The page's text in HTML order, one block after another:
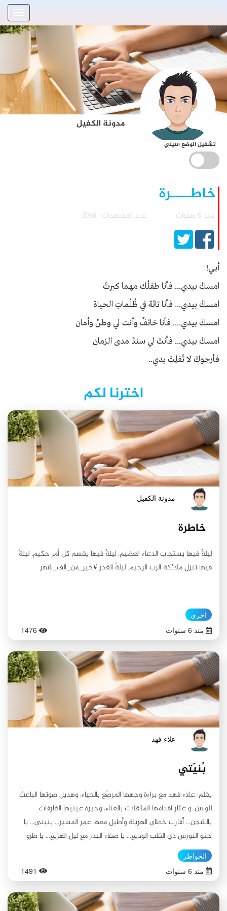
مدونة الكفيل
تشغيل الوضع الليلي
خاطــــرة
منذ 5 سنوات عدد المشاهدات : 2396
أبــي!
امسكْ بيدي... فأنا طفلُك مهما كبرتُ
امسكْ بيدي... فأنا تائهٌ في ظُلُماتِ الحياة
امسكْ بيدي.... فأنا خائفٌ وأنت لي وطنٌ وأمان
امسكْ بيدي... فأنتَ لي سندٌ مدى الزمان
فأرجوكَ لا تُفلِتْ يدي..
اخترنا لكم
مدونة الكفيل
خاطرة
ليلةٌ فيها يستجاب الدعاء العظيم، ليلةٌ فيها يقسم كل أمر حكيم، ليلةٌ
فيها تنزل ملائكة الرب الرحيم. ليلةُ القدر #خير_من_الف_شهر
اخرى
منذ 6 سنوات
1476
علاء فهد
بُنيّتي
بقلم: علاء فهد مع براءة وجهها المرصّع بالحياء، وهديل صوتها الباعث
للوسن، و عثار اقدامها المثقلات بالعناء، وحيرة عينيها الغارقات
بالشجن... أُقارب خطاي الهزيلة وأطيل معها عمر المسير... بنيتي... يا
حنو النورس ذي القلب الوديع... يا صفاء البدر مع ليل الهزيع... يا طرو
الغصن مع روض بديع... بنيتي... اتلو علی اسماعك العذراء حكايتي
فتأملي قلبي الوجيع... قد عشت يا عطر الصبا جيلًا كاملًا... ومن العمر
لحظة... فما بين يومي وأمسي لحظة... وما بين وضعي ودفني لحظة...
لحظة من العمر مرت... و جيل كامل علی قلبي الهجير ... وليال عابرة
وتجارب دهر مرير ... وذكريات آسرة وصور مرت كما النهر الهدير... فتركت
الخواطر
منذ 6 سنوات
1491